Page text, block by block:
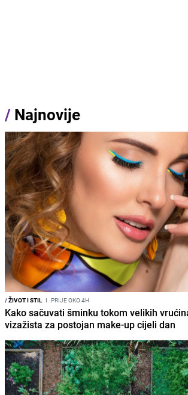
/ Najnovije
/ŽIVOT I STIL I PRIJE OKO 4H
Kako sačuvati šminku tokom velikih
vizažista za postojan make-up cijeli dan